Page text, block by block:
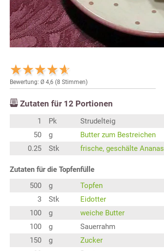
Bewertung: Ø 4,6 (8 Stimmen)
Zutaten für 12 Portionen
1 Pk
Strudelteig
50
g
Butter zum Bestreichen
0.25
Stk frische, geschälte Ananas
Zutaten für die Topfenfülle
500
g
Topfen
3
Stk
Eidotter
100
g
weiche Butter
100
g
Sauerrahm
150
g
Zucker